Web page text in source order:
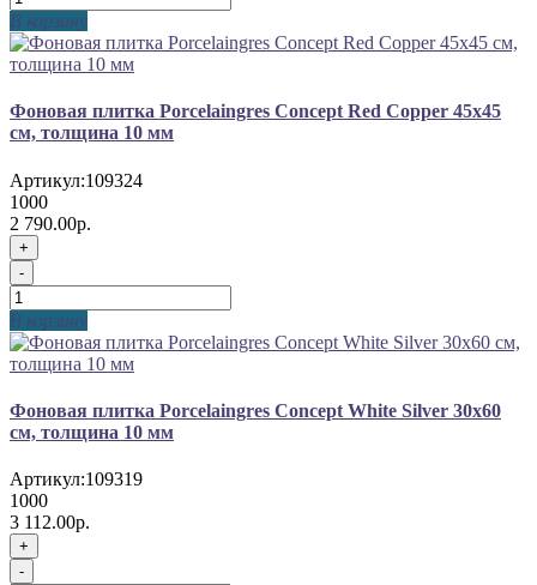
В корзину
Фоновая плитка Porcelaingres Concept Red Copper 45x45
см, толщина 10 мм
Артикул:109324
1000
2 790.00р.
+
-
В корзину
Фоновая плитка Porcelaingres Concept White Silver 30x60
см, толщина 10 мм
Артикул:109319
1000
3 112.00р.
+
-